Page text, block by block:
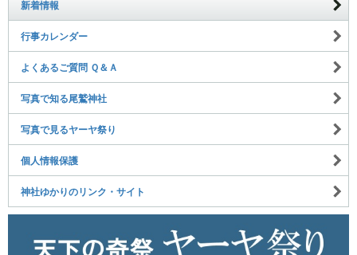
新着情報
行事カレンダー
よくあるご質問 Ｑ＆Ａ
写真で知る尾鷲神社
写真で見るヤーヤ祭り
個人情報保護
神社ゆかりのリンク・サイト